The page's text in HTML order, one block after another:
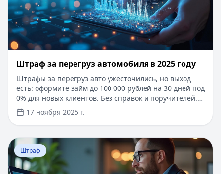
Штраф за перегруз автомобиля в 2025 году
Штрафы за перегруз авто ужесточились, но выход
есть: оформите займ до 100 000 рублей на 30 дней под
0% для новых клиентов. Без справок и поручителей.
Решение за 5 минут — погасите штрафы без
задержек! Используйте современные технологии и
знание законов, чтобы избежать проблем на дорогах.
17 ноября 2025 г.
Перейти к статье: Кредитный риск - виды, управление
Штраф